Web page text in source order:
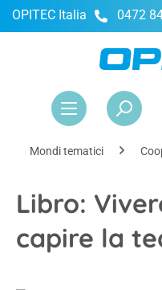
principale
OPITEC Italia 0472
Mondi tematici
Libro:
capire la